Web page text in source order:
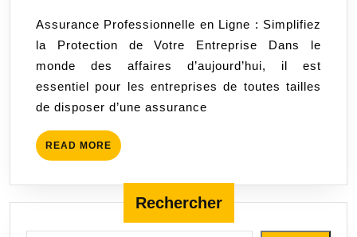
en
Ligne
en
Toute
Simplicité
Assurance Professionnelle en Ligne : Simplifiez
la Protection de Votre Entreprise Dans le
monde des affaires d’aujourd’hui, il est
essentiel pour les entreprises de toutes tailles
de disposer d’une assurance
READ MORE READ
MORE
Rechercher